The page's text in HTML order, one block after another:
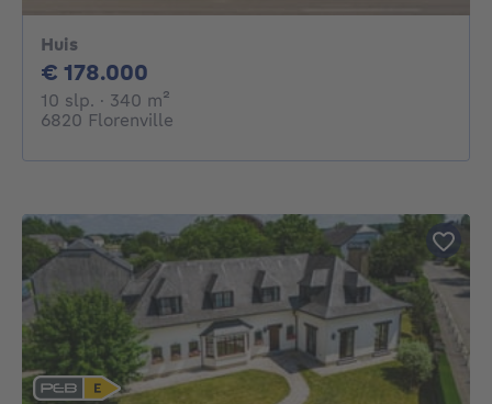
Huis
€ 178.000
10 slp. 10 slaapkamers
· 340 m²
6820 Florenville